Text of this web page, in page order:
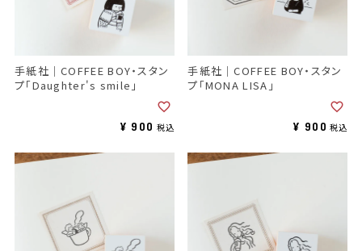
手紙社｜COFFEE BOY・スタン
プ「Daughter's smile」
¥ 900 税込
手紙社｜COFFEE BOY・スタン
プ「MONA LISA」
¥ 900 税込